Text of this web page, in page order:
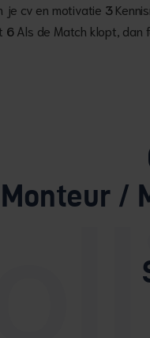
je cv en motivatie 3
6Als de Match klopt, dan
/